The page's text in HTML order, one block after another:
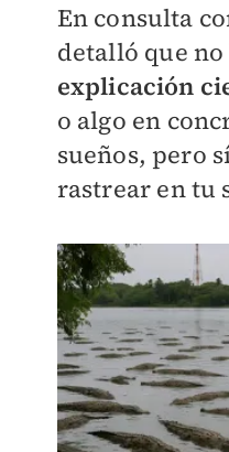
En consulta
detalló que
explicación
o algo en
sueños, pero
rastrear en tu